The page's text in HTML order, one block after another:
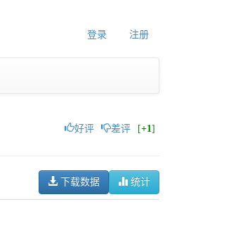
登录 注册
好评 差评 [+1]
统计
下载数据